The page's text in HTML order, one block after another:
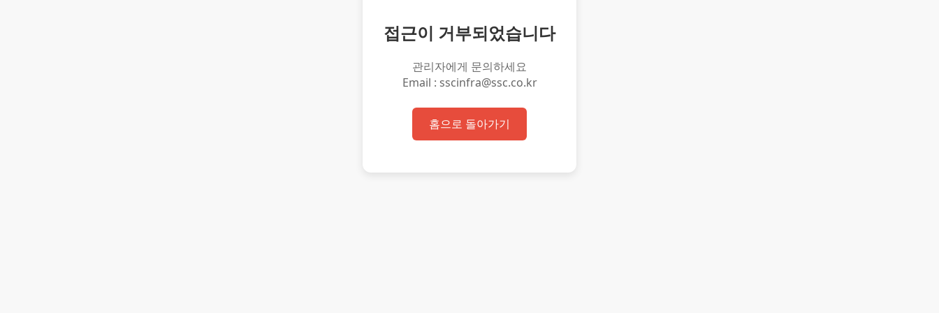
접근이 거부되었습니다
관리자에게 문의하세요
Email : sscinfra@ssc.co.kr
홈으로 돌아가기